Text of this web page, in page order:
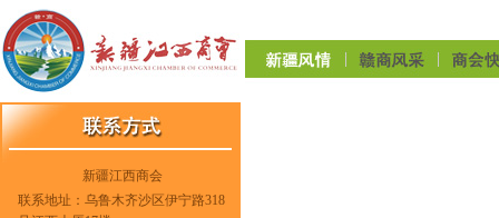
新疆江西商会
联系地址：乌鲁木齐沙区伊宁路318